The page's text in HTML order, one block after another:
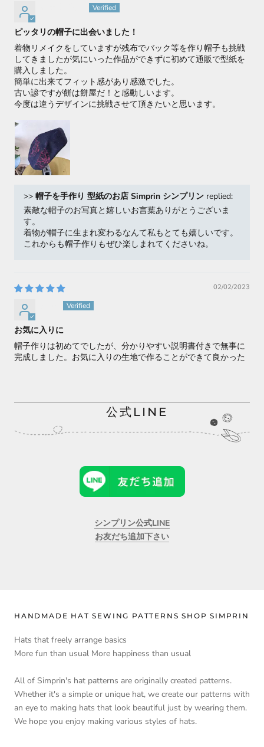
ピッタリの帽子に出会いました！
着物リメイクをしていますが残布でバック等を作り帽子も挑戦
してきましたが気にいった作品ができずに初めて通販で型紙を
購入しました。
簡単に出来てフィット感があり感激でした。
古い諺ですが餅は餅屋だ！と感動しいます。
今度は違うデザインに挑戦させて頂きたいと思います。
>> 帽子を手作り 型紙のお店 Simprin シンプリン replied:
素敵な帽子のお写真と嬉しいお言葉ありがとうございま
す。
着物が帽子に生まれ変わるなんて私もとても嬉しいです。
これからも帽子作りもぜひ楽しまれてくださいね。
02/02/2023
お気に入りに
帽子作りは初めてでしたが、分かりやすい説明書付きで無事に
完成しました。お気に入りの生地で作ることができて良かった
帽子を手作り 型紙のお店 Simprin シンプリン
お気に入りになったとのこととても嬉しく思います。
ありがとうございます。
いただけたらきれいな形に仕上がります。
コロンと丸いかたちベレー、たくさん楽しんでいただけま
すように。
SCHRITT
公式LINE
シンプリン公式LINE
お友だち追加下さい
HANDMADE HAT SEWING PATTERNS SHOP SIMPRIN
Hats that freely arrange basics
More fun than usual More happiness than usual
All of Simprin's hat patterns are originally created patterns.
Whether it's a simple or unique hat, we create our patterns with
an eye to making hats that look beautiful just by wearing them.
We hope you enjoy making various styles of hats.